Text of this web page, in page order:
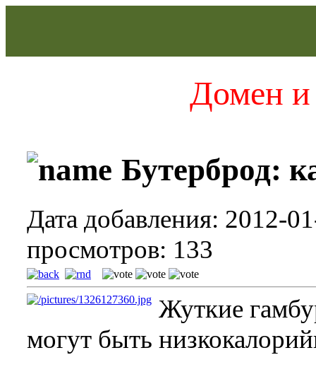
Домен и
Бутерброд:
Дата добавления: 2012-
просмотров: 133
Жуткие
могут быть